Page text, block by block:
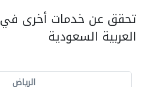
تحقق عن خدمات أخرى في
العربية السعودية
الرياض